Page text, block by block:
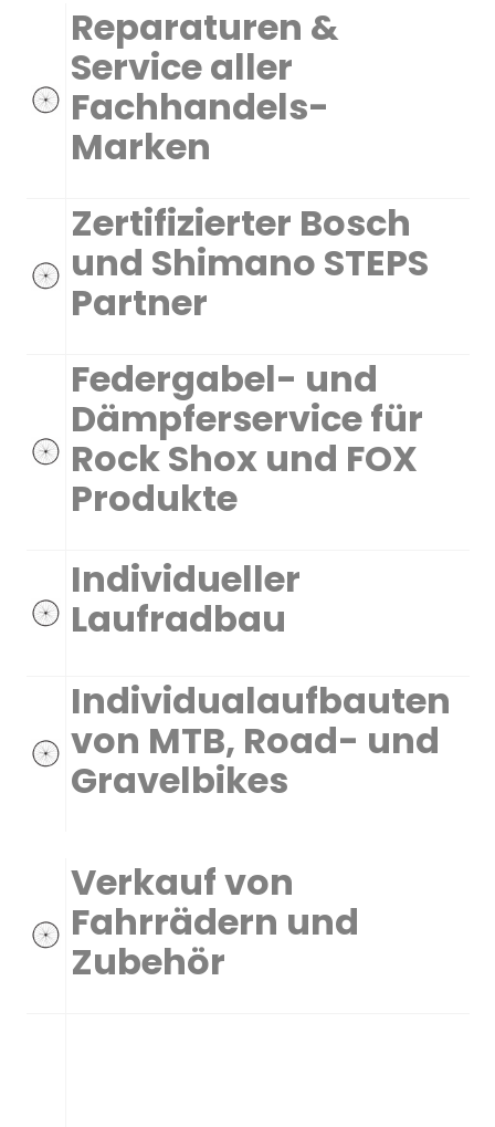
Reparaturen &
Service aller
Fachhandels-
Marken
Zertifizierter Bosch
und Shimano STEPS
Partner
Federgabel- und
Dämpferservice für
Rock Shox und FOX
Produkte
Individueller
Laufradbau
Individualaufbauten
von MTB, Road- und
Gravelbikes
Verkauf von
Fahrrädern und
Zubehör